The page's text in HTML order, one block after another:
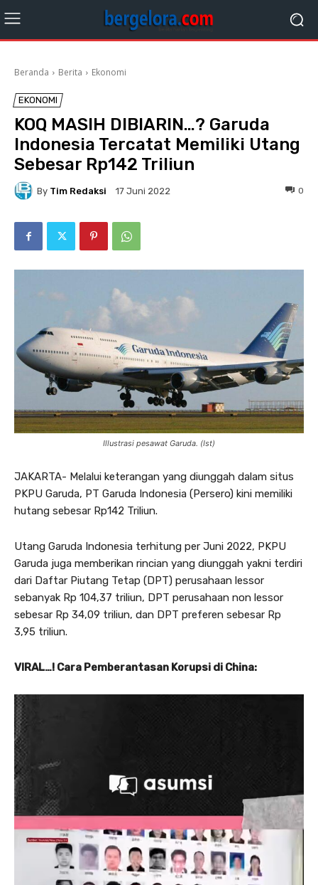
Beranda Berita Ekonomi
EKONOMI
KOQ MASIH DIBIARIN…? Garuda
Indonesia Tercatat Memiliki Utang
Sebesar Rp142 Triliun
By Tim Redaksi 17 Juni 2022 0
Illustrasi pesawat Garuda. (Ist)
JAKARTA- Melalui keterangan yang diunggah dalam situs
PKPU Garuda, PT Garuda Indonesia (Persero) kini memiliki
hutang sebesar Rp142 Triliun.
Utang Garuda Indonesia terhitung per Juni 2022, PKPU
Garuda juga memberikan rincian yang diunggah yakni terdiri
dari Daftar Piutang Tetap (DPT) perusahaan lessor
sebanyak Rp 104,37 triliun, DPT perusahaan non lessor
sebesar Rp 34,09 triliun, dan DPT preferen sebesar Rp
3,95 triliun.
VIRAL…! Cara Pemberantasan Korupsi di China:
P
e
m
u
t
a
r
V